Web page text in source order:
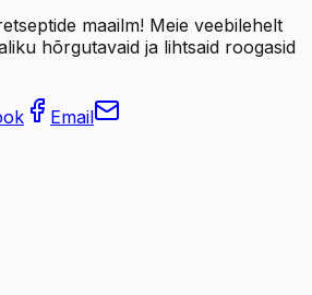
maailm! Meie veebilehelt
hõrgutavaid ja lihtsaid roogasid
Email